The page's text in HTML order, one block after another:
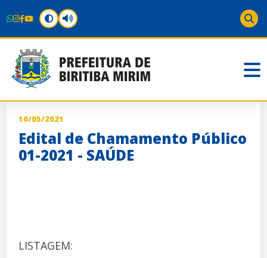
10/05/2021
Edital de Chamamento Público
01-2021 - SAÚDE
LISTAGEM: